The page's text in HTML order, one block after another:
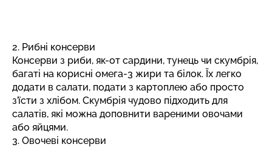
2. Рибні консерви
Консерви з риби, як-от сардини, тунець чи скумбрія,
багаті на корисні омега-3 жири та білок. Їх легко
додати в салати, подати з картоплею або просто
з’їсти з хлібом. Скумбрія чудово підходить для
салатів, які можна доповнити вареними овочами
або яйцями.
3. Овочеві консерви